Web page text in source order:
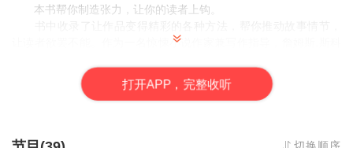
本书帮你制造张力，让你的读者上钩。
让读者欲罢不能。作为一名惊悚小说作家兼写作指导，詹姆斯.斯科
故事从头至尾充满冲突与悬念。
通过向成功的小说和电影学习技巧，本书帮你：
3. 为故事的视角人物建立冲突。
打开APP，完整收听